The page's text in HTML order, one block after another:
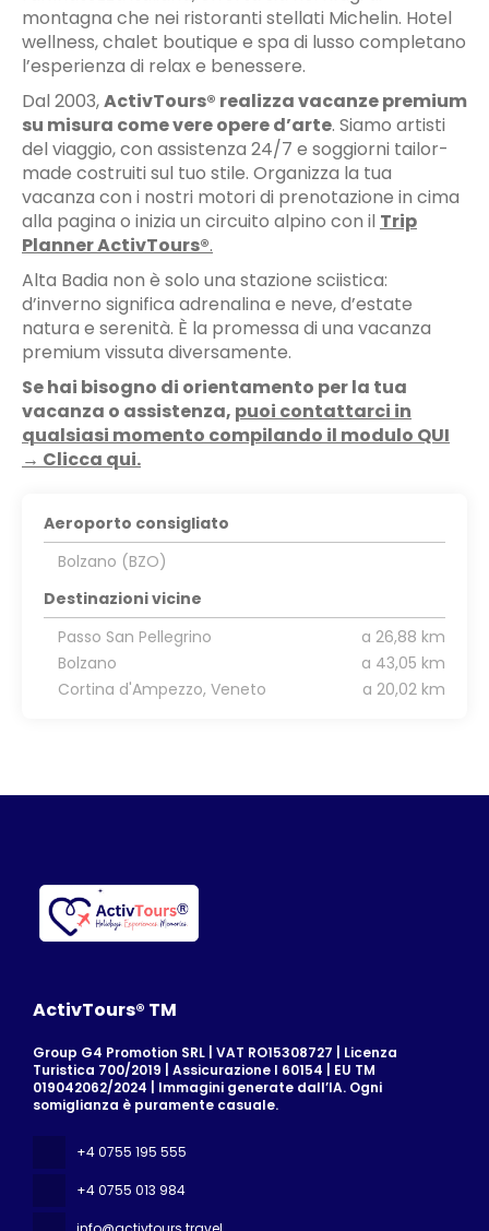
montagna che nei ristoranti stellati Michelin. Hotel
wellness, chalet boutique e spa di lusso completano
l’esperienza di relax e benessere.
Dal 2003,ActivTours® realizza vacanze premium
su misura come vere opere d’arte. Siamo artisti
del viaggio, con assistenza 24/7 e soggiorni tailor-
made costruiti sul tuo stile. Organizza la tua
vacanza con i nostri motori di prenotazione in cima
alla pagina o inizia un circuito alpino con il Trip
Planner ActivTours®.
Alta Badia non è solo una stazione sciistica:
d’inverno significa adrenalina e neve, d’estate
natura e serenità. È la promessa di una vacanza
premium vissuta diversamente.
Se hai bisogno di orientamento per la tua
vacanza o assistenza, puoi contattarci in
qualsiasi momento compilando il modulo QUI
→ Clicca qui.
Aeroporto consigliato
Bolzano (BZO)
Destinazioni vicine
Passo San Pellegrino
a 26,88 km
Bolzano
a 43,05 km
Cortina d'Ampezzo, Veneto
a 20,02 km
ActivTours® TM
Group G4 Promotion SRL | VAT RO15308727 | Licenza
Turistica 700/2019 | Assicurazione I 60154 | EU TM
019042062/2024 | Immagini generate dall’IA. Ogni
somiglianza è puramente casuale.
+4 0755 195 555
+4 0755 013 984